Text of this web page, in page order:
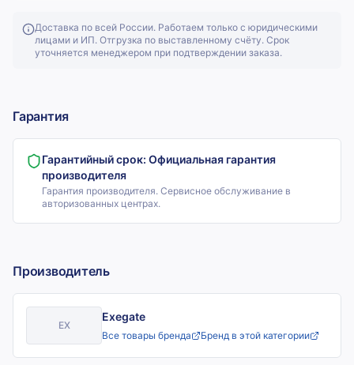
Доставка по всей России. Работаем только с юридическими
лицами и ИП. Отгрузка по выставленному счёту. Срок
уточняется менеджером при подтверждении заказа.
Гарантия
Гарантийный срок: Официальная гарантия
производителя
Гарантия производителя. Сервисное обслуживание в
авторизованных центрах.
Производитель
EX
Exegate
Все товары бренда Бренд в этой категории